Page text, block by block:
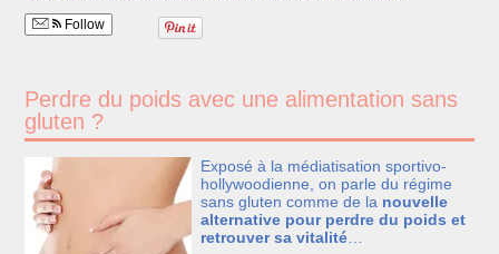
Follow
Perdre du poids avec une alimentation sans
gluten ?
Exposé à la médiatisation sportivo-
hollywoodienne, on parle du régime
sans gluten comme de la nouvelle
alternative pour perdre du poids et
retrouver sa vitalité…